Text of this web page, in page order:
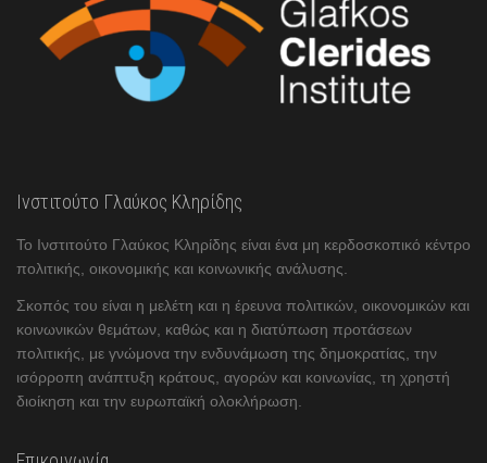
Ινστιτούτο Γλαύκος Κληρίδης
Το Ινστιτούτο Γλαύκος Κληρίδης είναι ένα μη κερδοσκοπικό κέντρο
πολιτικής, οικονομικής και κοινωνικής ανάλυσης.
Σκοπός του είναι η μελέτη και η έρευνα πολιτικών, οικονομικών και
κοινωνικών θεμάτων, καθώς και η διατύπωση προτάσεων
πολιτικής, με γνώμονα την ενδυνάμωση της δημοκρατίας, την
ισόρροπη ανάπτυξη κράτους, αγορών και κοινωνίας, τη χρηστή
διοίκηση και την ευρωπαϊκή ολοκλήρωση.